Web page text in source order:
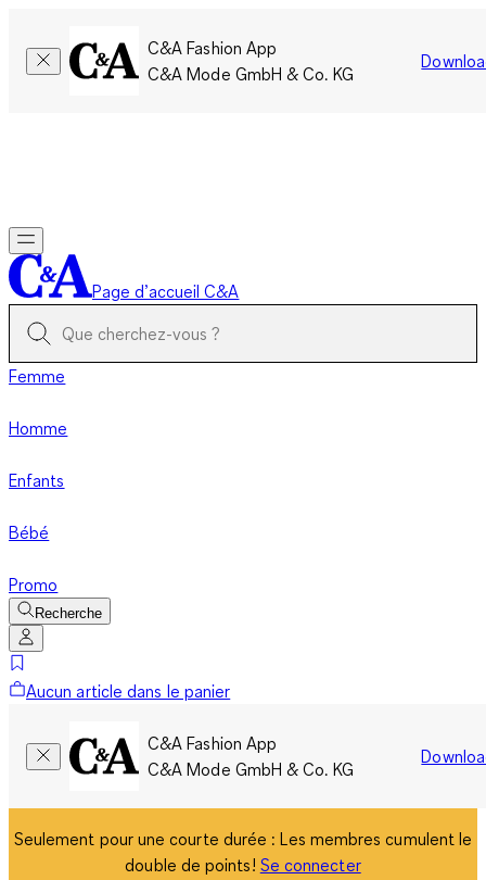
C&A Fashion App
C&A Mode GmbH & Co. KG
Page d’accueil C&A
Femme
Homme
Enfants
Bébé
Promo
Recherche
Aucun article dans le panier
C&A Fashion App
C&A Mode GmbH & Co. KG
Seulement pour une courte durée : Les membres cumulent le
double de points! Se connecter